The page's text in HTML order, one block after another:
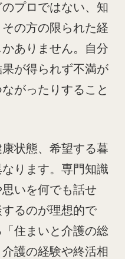
プロではない、知
の方の限られた経
ありません。自分
が得られず不満が
がったりすること
状態、希望する暮
ります。専門知識
いを何でも話せ
るのが理想的で
住まいと介護の総
護の経験や終活相